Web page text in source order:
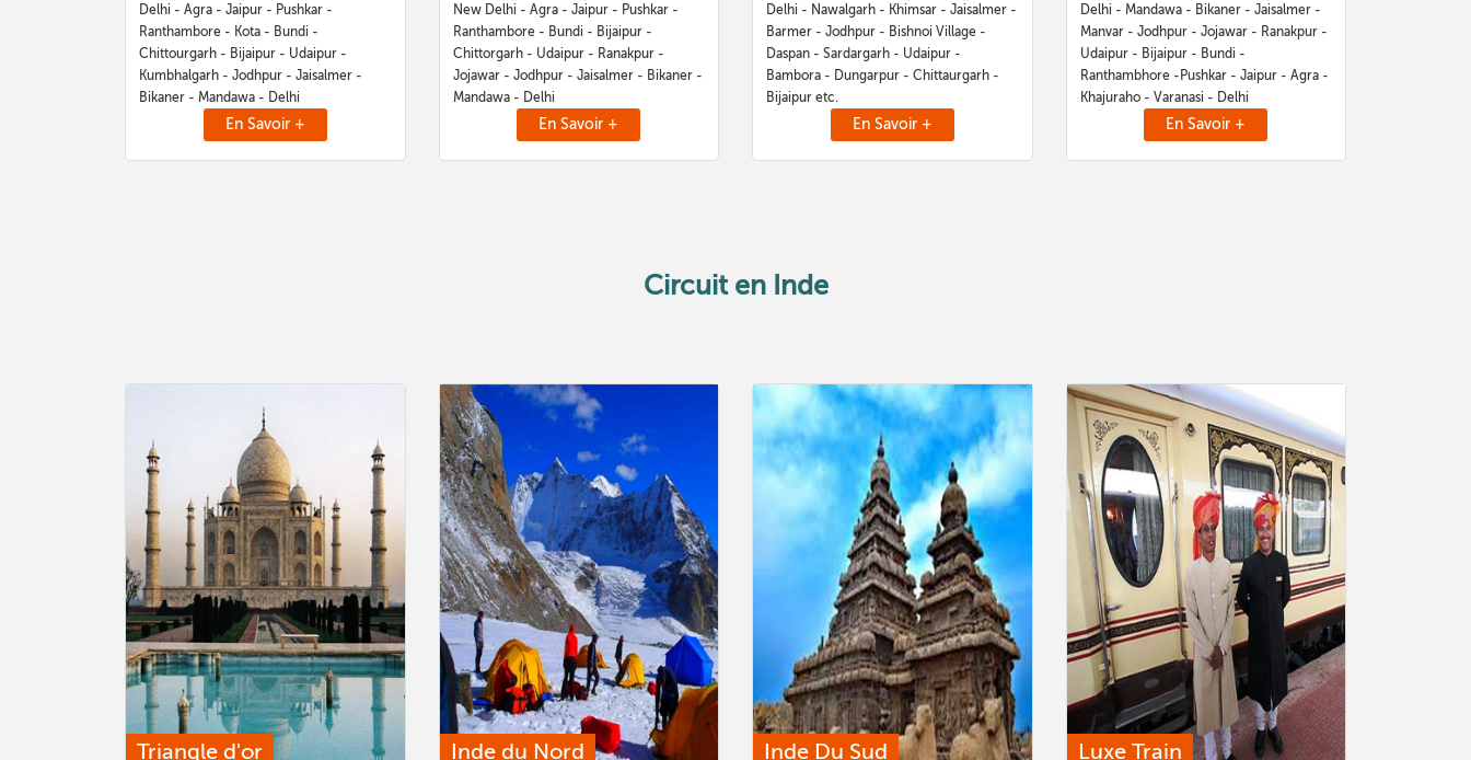
Delhi - Agra - Jaipur - Pushkar -
Ranthambore - Kota - Bundi -
Chittourgarh - Bijaipur - Udaipur -
Kumbhalgarh - Jodhpur - Jaisalmer -
Bikaner - Mandawa - Delhi
En Savoir +
New Delhi - Agra - Jaipur - Pushkar -
Ranthambore - Bundi - Bijaipur -
Chittorgarh - Udaipur - Ranakpur -
Jojawar - Jodhpur - Jaisalmer - Bikaner -
Mandawa - Delhi
En Savoir +
Delhi - Nawalgarh - Khimsar - Jaisalmer -
Barmer - Jodhpur - Bishnoi Village -
Daspan - Sardargarh - Udaipur -
Bambora - Dungarpur - Chittaurgarh -
Bijaipur etc.
En Savoir +
Delhi - Mandawa - Bikaner - Jaisalmer -
Manvar - Jodhpur - Jojawar - Ranakpur -
Udaipur - Bijaipur - Bundi -
Ranthambhore -Pushkar - Jaipur - Agra -
Khajuraho - Varanasi - Delhi
En Savoir +
Circuit en Inde
Triangle d'or Inde du Nord Inde Du Sud Luxe Train